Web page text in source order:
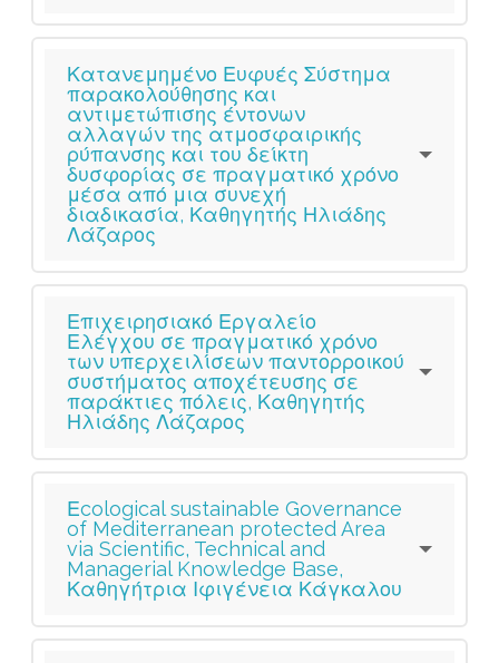
Κατανεμημένο Ευφυές Σύστημα
παρακολούθησης και
αντιμετώπισης έντονων
αλλαγών της ατμοσφαιρικής
ρύπανσης και του δείκτη
δυσφορίας σε πραγματικό χρόνο
μέσα από μια συνεχή
διαδικασία, Καθηγητής Ηλιάδης
Λάζαρος
Επιχειρησιακό Εργαλείο
Ελέγχου σε πραγματικό χρόνο
των υπερχειλίσεων παντορροικού
συστήματος αποχέτευσης σε
παράκτιες πόλεις, Καθηγητής
Ηλιάδης Λάζαρος
Εcological sustainable Governance
of Mediterranean protected Area
via Scientific, Technical and
Managerial Knowledge Base,
Καθηγήτρια Ιφιγένεια Κάγκαλου